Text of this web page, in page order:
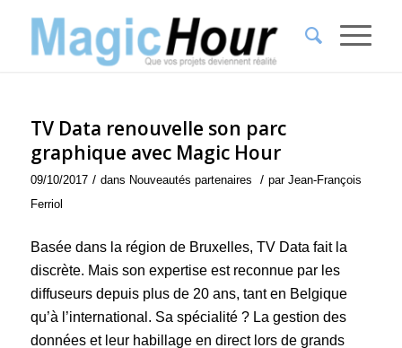
TV Data renouvelle son parc
graphique avec Magic Hour
09/10/2017 / dans Nouveautés partenaires / par Jean-François
Ferriol
Basée dans la région de Bruxelles, TV Data fait la
discrète. Mais son expertise est reconnue par les
diffuseurs depuis plus de 20 ans, tant en Belgique
qu’à l’international. Sa spécialité ? La gestion des
données et leur habillage en direct lors de grands